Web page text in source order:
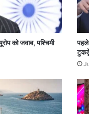
को जवाब, पश्चिमी
पहले